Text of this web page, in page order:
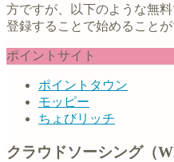
方ですが、以下のような無
登録することで始めることが
ポイントサイト
ポイントタウン
モッピー
ちょびリッチ
クラウドソーシング（